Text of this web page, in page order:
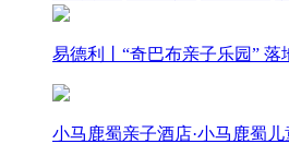
易德利丨“奇巴布亲子乐园” 落
小马鹿蜀亲子酒店·小马鹿蜀儿